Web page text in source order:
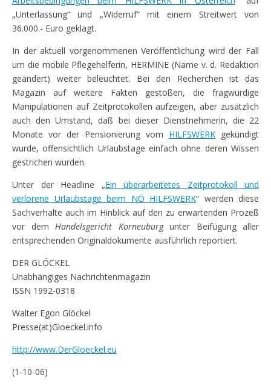
„Unterlassung“ und „Widerruf“ mit einem Streitwert von
36.000.- Euro geklagt.
In der aktuell vorgenommenen Veröffentlichung wird der Fall
um die mobile Pflegehelferin, HERMINE (Name v. d. Redaktion
geändert) weiter beleuchtet. Bei den Recherchen ist das
Magazin auf weitere Fakten gestoßen, die fragwürdige
Manipulationen auf Zeitprotokollen aufzeigen, aber zusätzlich
auch den Umstand, daß bei dieser Dienstnehmerin, die 22
Monate vor der Pensionierung vom HILFSWERK gekündigt
wurde, offensichtlich Urlaubstage einfach ohne deren Wissen
gestrichen wurden.
Unter der Headline „Ein überarbeitetes Zeitprotokoll und
verlorene Urlaubstage beim NÖ HILFSWERK“ werden diese
Sachverhalte auch im Hinblick auf den zu erwartenden Prozeß
vor dem Handelsgericht Korneuburgunter Beifügung aller
entsprechenden Originaldokumente ausführlich reportiert.
DER GLÖCKEL
Unabhängiges Nachrichtenmagazin
ISSN 1992-0318
Walter Egon Glöckel
Presse(at)Gloeckel.info
http://www.DerGloeckel.eu
(1-10-06)